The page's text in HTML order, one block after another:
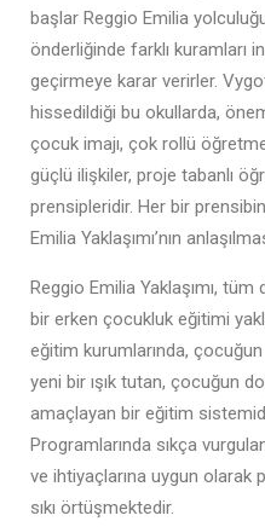
başlar Reggio Emilia
önderliğinde farklı kuramları
geçirmeye karar verirler.
hissedildiği bu okullarda,
çocuk imajı, çok rollü
güçlü ilişkiler, proje tabanlı
prensipleridir. Her bir
Emilia Yaklaşımı’nın
Reggio Emilia Yaklaşımı,
bir erken çocukluk eğitimi
eğitim kurumlarında,
yeni bir ışık tutan, çocuğun
amaçlayan bir eğitim
Programlarında sıkça
ve ihtiyaçlarına uygun olarak
sıkı örtüşmektedir.